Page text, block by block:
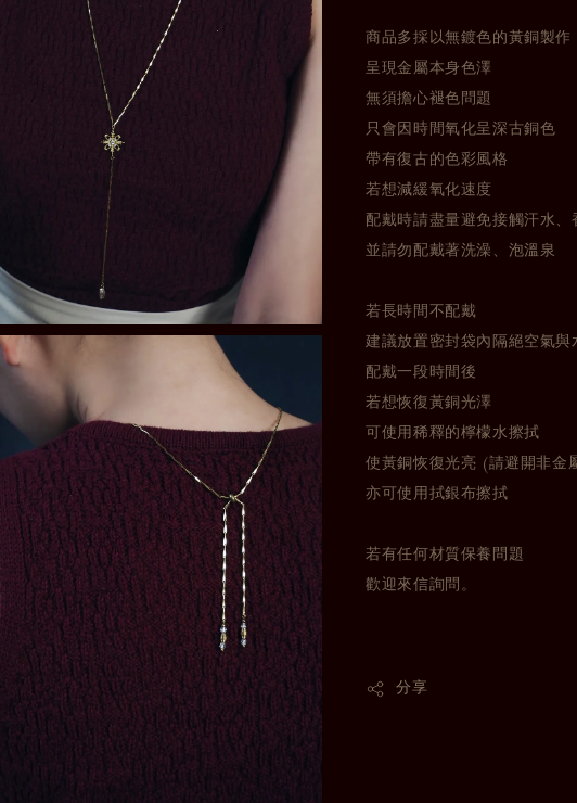
商品多採以無鍍色的黃銅製作
呈現金屬本身色澤
無須擔心褪色問題
只會因時間氧化呈深古銅色
帶有復古的色彩風格
若想減緩氧化速度
配戴時請盡量避免接觸汗水
並請勿配戴著洗澡、泡溫泉
若長時間不配戴
建議放置密封袋內隔絕空氣與
配戴一段時間後
若想恢復黃銅光澤
可使用稀釋的檸檬水擦拭
使黃銅恢復光亮 (請避開非金
亦可使用拭銀布擦拭
若有任何材質保養問題
歡迎來信詢問。
分享